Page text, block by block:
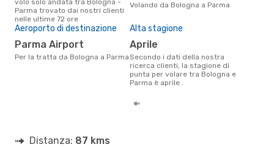
volo solo andata tra Bologna -
Parma trovato dai nostri clienti
nelle ultime 72 ore
Volando da Bologna a Parma
Aeroporto di destinazione
Parma Airport
Per la tratta da Bologna a Parma
Alta stagione
aprile
Secondo i dati della nostra
ricerca clienti, la stagione di
punta per volare tra Bologna e
Parma è aprile .
Distanza: 87 kms